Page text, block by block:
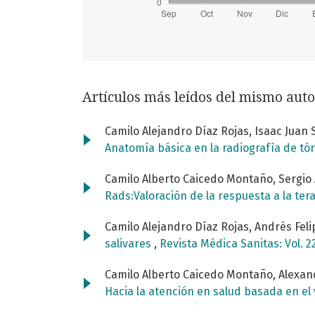
Artículos más leídos del mismo
Camilo Alejandro Díaz Rojas, Isaac
Anatomía básica en la radiografía de
Camilo Alberto Caicedo Montaño,
Rads:Valoración de la respuesta a la
Camilo Alejandro Díaz Rojas, Andrés
salivares , Revista Médica Sanitas: Vol.
Camilo Alberto Caicedo Montaño,
Hacia la atención en salud basada en